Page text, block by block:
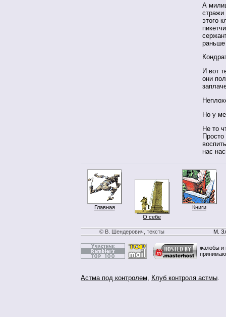
А
стражи
этого
раньше
И вот
они
Но у
Не то
Просто
нас
Главная
О себе
Книги
© В. Шендерович, тексты М.
жалобы и
Астма под контролем, Клуб контроля астмы.